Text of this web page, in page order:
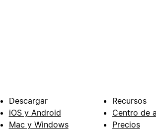
Descargar
iOS y Android
Mac y Windows
Recursos
Centro de
Precios